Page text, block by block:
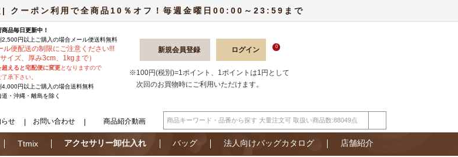
| クーポン利用で全商品10％オフ！毎週金曜日00:00～23:59まで
品毎日更新中！
円以上ご購入の場合 メール便送料無料
ル便配送の制限にご注意ください!!!
サイズ、厚み3cm、1kgまで）
超えると宅配便に変更となりますので
承下さい。
円以上ご購入の場合送料無料
・沖縄・離島を除く
新規会員登録 ログイン 0
※100円(税別)=1ポイント、1ポイントは1円として
次回のお買物時にご利用いただけます。
らせ お問い合わせ 商品紹介動画
Ttmix アクセサリー卸仕入れ バッグ 法人向けバッグカタログ 店舗紹介